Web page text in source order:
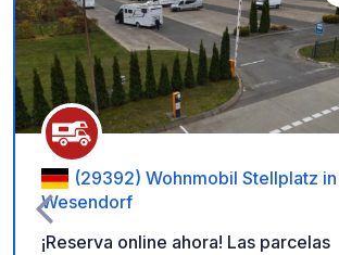
(29392) Wohnmobil Stellplatz in
Wesendorf
¡Reserva online ahora! Las parcelas